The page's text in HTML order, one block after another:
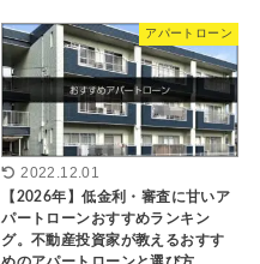
アパートローン
2022.12.01
【2026年】低金利・審査に甘いア
パートローンおすすめランキン
グ。不動産投資家が教えるおすす